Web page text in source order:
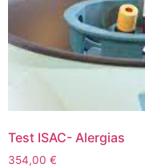
Test ISAC- Alergias
354,00 €